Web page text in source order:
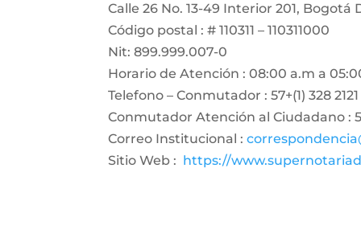
Calle 26 No. 13-49 Interior 201, Bogotá
Código postal : # 110311 – 110311000
Nit: 899.999.007-0
Horario de Atención : 08:00 a.m a
Telefono – Conmutador : 57+(1) 328 2121
Conmutador Atención al Ciudadano :
Correo Institucional :
Sitio Web : https://